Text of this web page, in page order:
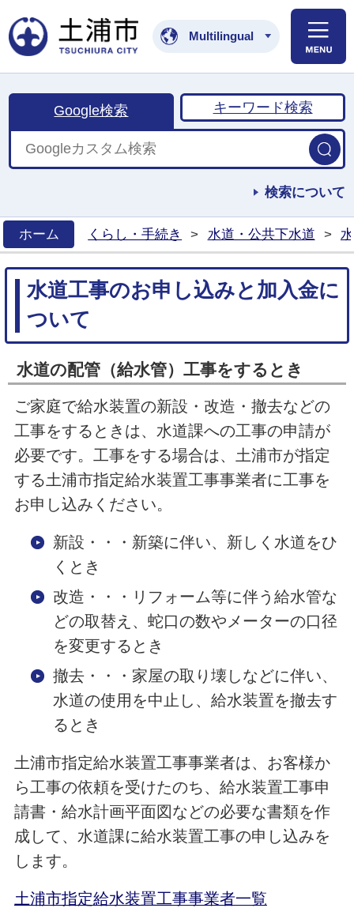
土浦市公式ホームペ
Multilingual
Google検索 キーワード検索
検索について
ホーム
くらし・手続き > 水道・公共下水道 >
水道工事のお申し込みと加入金に
ついて
水道の配管（給水管）工事をするとき
ご家庭で給水装置の新設・改造・撤去などの
工事をするときは、水道課への工事の申請が
必要です。工事をする場合は、土浦市が指定
する土浦市指定給水装置工事事業者に工事を
お申し込みください。
新設・・・新築に伴い、新しく水道をひ
くとき
改造・・・リフォーム等に伴う給水管な
どの取替え、蛇口の数やメーターの口径
を変更するとき
撤去・・・家屋の取り壊しなどに伴い、
水道の使用を中止し、給水装置を撤去す
るとき
土浦市指定給水装置工事事業者は、お客様か
ら工事の依頼を受けたのち、給水装置工事申
請書・給水計画平面図などの必要な書類を作
成して、水道課に給水装置工事の申し込みを
します。
土浦市指定給水装置工事事業者一覧